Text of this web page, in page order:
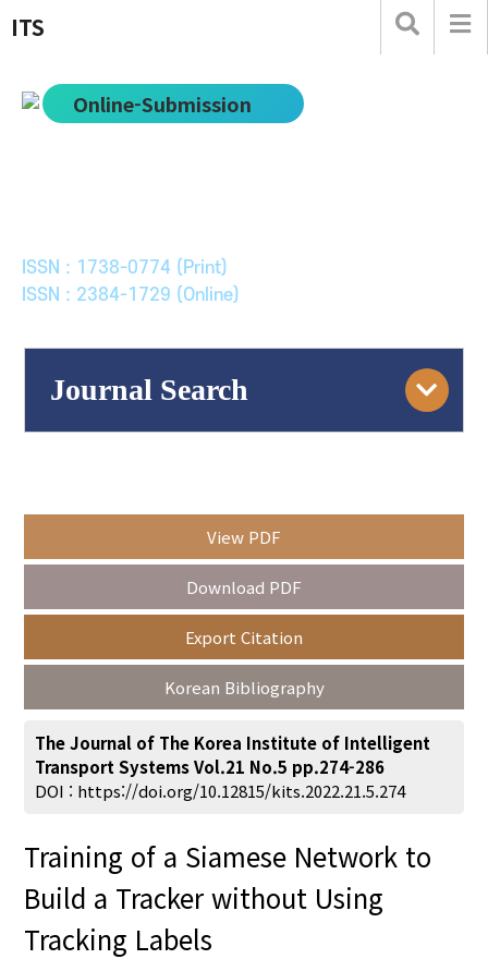
ITS
Online-Submission
ISSN : 1738-0774 (Print)
ISSN : 2384-1729 (Online)
Journal Search
Year(s) :
to
Adode Reader(link)
View PDF
Download PDF
Export Citation
Korean Bibliography
The Journal of The Korea Institute of Intelligent
Transport Systems Vol.21 No.5 pp.274-286
DOI : https://doi.org/10.12815/kits.2022.21.5.274
Training of a Siamese Network to
Build a Tracker without Using
Tracking Labels